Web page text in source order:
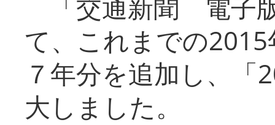
「交通新聞 電子
て、これまでの
７年分を追加し、「
大しまし